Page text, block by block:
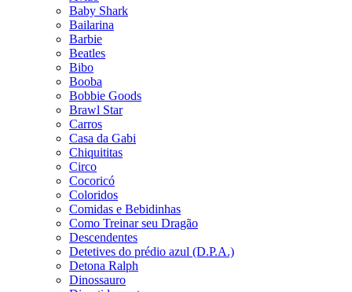
Baby Shark
Bailarina
Barbie
Beatles
Bibo
Booba
Bobbie Goods
Brawl Star
Carros
Casa da Gabi
Chiquititas
Circo
Cocoricó
Coloridos
Comidas e Bebidinhas
Como Treinar seu Dragão
Descendentes
Detetives do prédio azul (D.P.A.)
Detona Ralph
Dinossauro